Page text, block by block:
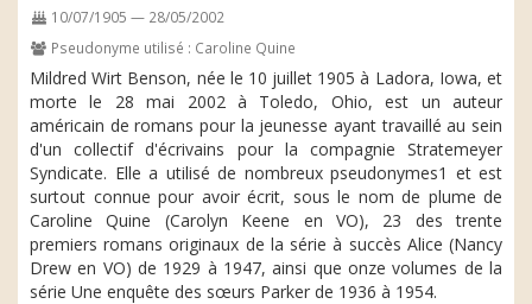
10/07/1905 — 28/05/2002
Pseudonyme utilisé : Caroline Quine
Mildred Wirt Benson, née le 10 juillet 1905 à Ladora, Iowa, et
morte le 28 mai 2002 à Toledo, Ohio, est un auteur
américain de romans pour la jeunesse ayant travaillé au sein
d'un collectif d'écrivains pour la compagnie Stratemeyer
Syndicate. Elle a utilisé de nombreux pseudonymes1 et est
surtout connue pour avoir écrit, sous le nom de plume de
Caroline Quine (Carolyn Keene en VO), 23 des trente
premiers romans originaux de la série à succès Alice (Nancy
Drew en VO) de 1929 à 1947, ainsi que onze volumes de la
série Une enquête des sœurs Parker de 1936 à 1954.